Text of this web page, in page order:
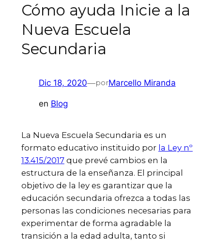
Cómo ayuda Inicie a la
Nueva Escuela
Secundaria
Dic 18, 2020—porMarcello Miranda
en Blog
La Nueva Escuela Secundaria es un
formato educativo instituido por la Ley nº
13.415/2017que prevé cambios en la
estructura de la enseñanza. El principal
objetivo de la ley es garantizar que la
educación secundaria ofrezca a todas las
personas las condiciones necesarias para
experimentar de forma agradable la
transición a la edad adulta, tanto si